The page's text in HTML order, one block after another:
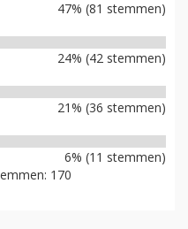
47% (81 stemmen)
24% (42 stemmen)
21% (36 stemmen)
6% (11 stemmen)
170